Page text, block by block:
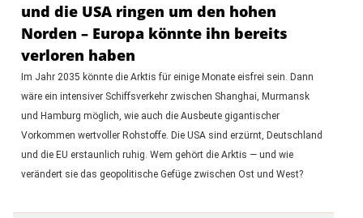
und die USA ringen um den hohen
Norden – Europa könnte ihn bereits
verloren haben
Im Jahr 2035 könnte die Arktis für einige Monate eisfrei sein. Dann
wäre ein intensiver Schiffsverkehr zwischen Shanghai, Murmansk
und Hamburg möglich, wie auch die Ausbeute gigantischer
Vorkommen wertvoller Rohstoffe. Die USA sind erzürnt, Deutschland
und die EU erstaunlich ruhig. Wem gehört die Arktis — und wie
verändert sie das geopolitische Gefüge zwischen Ost und West?